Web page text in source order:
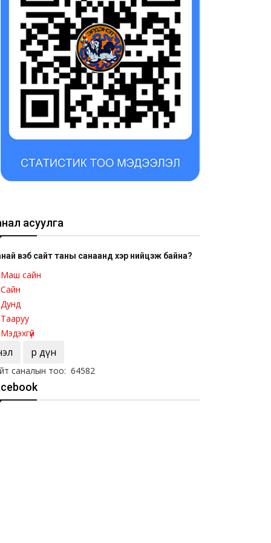
асуулга
вэб сайт таны санаанд хэр нийцэж байна?
Маш сайн
Сайн
Дунд
Тааруу
Мэдэхгүй
Үр дүн
саналын тоо: 64582